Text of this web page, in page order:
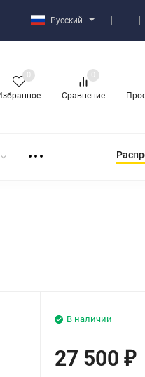
Русский
0
Сравнение
0
В наличии
27 500₽